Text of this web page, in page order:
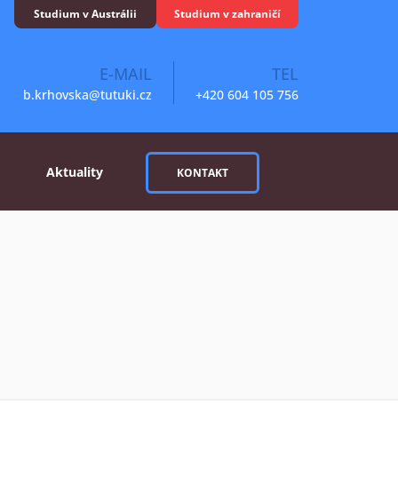
Studium v Austrálii Studium v zahraničí
E-MAIL
b.krhovska@tutuki.cz
TEL
+420 604 105 756
Aktuality KONTAKT